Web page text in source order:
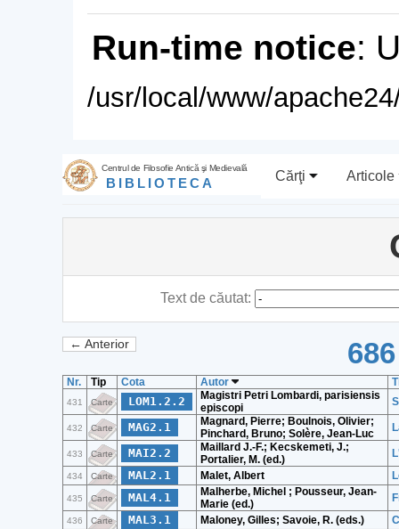
Run-time notice:
/usr/local/www/
Centrul de Filosofie Antică şi Medievală
BIBLIOTECA Cărţi Articole
Text de căutat:
← Anterior
Nr. Tip Cota Autor
431 Carte LOM1.2.2
Magistri Petri Lombardi, parisiensis
episcopi
432 Carte MAG2.1
Magnard, Pierre; Boulnois, Olivier;
Pinchard, Bruno; Solère, Jean-Luc
433 Carte MAI2.2
Maillard J.-F.; Kecskemeti, J.;
Portalier, M. (ed.)
434 Carte MAL2.1 Malet, Albert
435 Carte MAL4.1
Malherbe, Michel ; Pousseur, Jean-
Marie (ed.)
436 Carte MAL3.1 Maloney, Gilles; Savoie, R. (eds.)